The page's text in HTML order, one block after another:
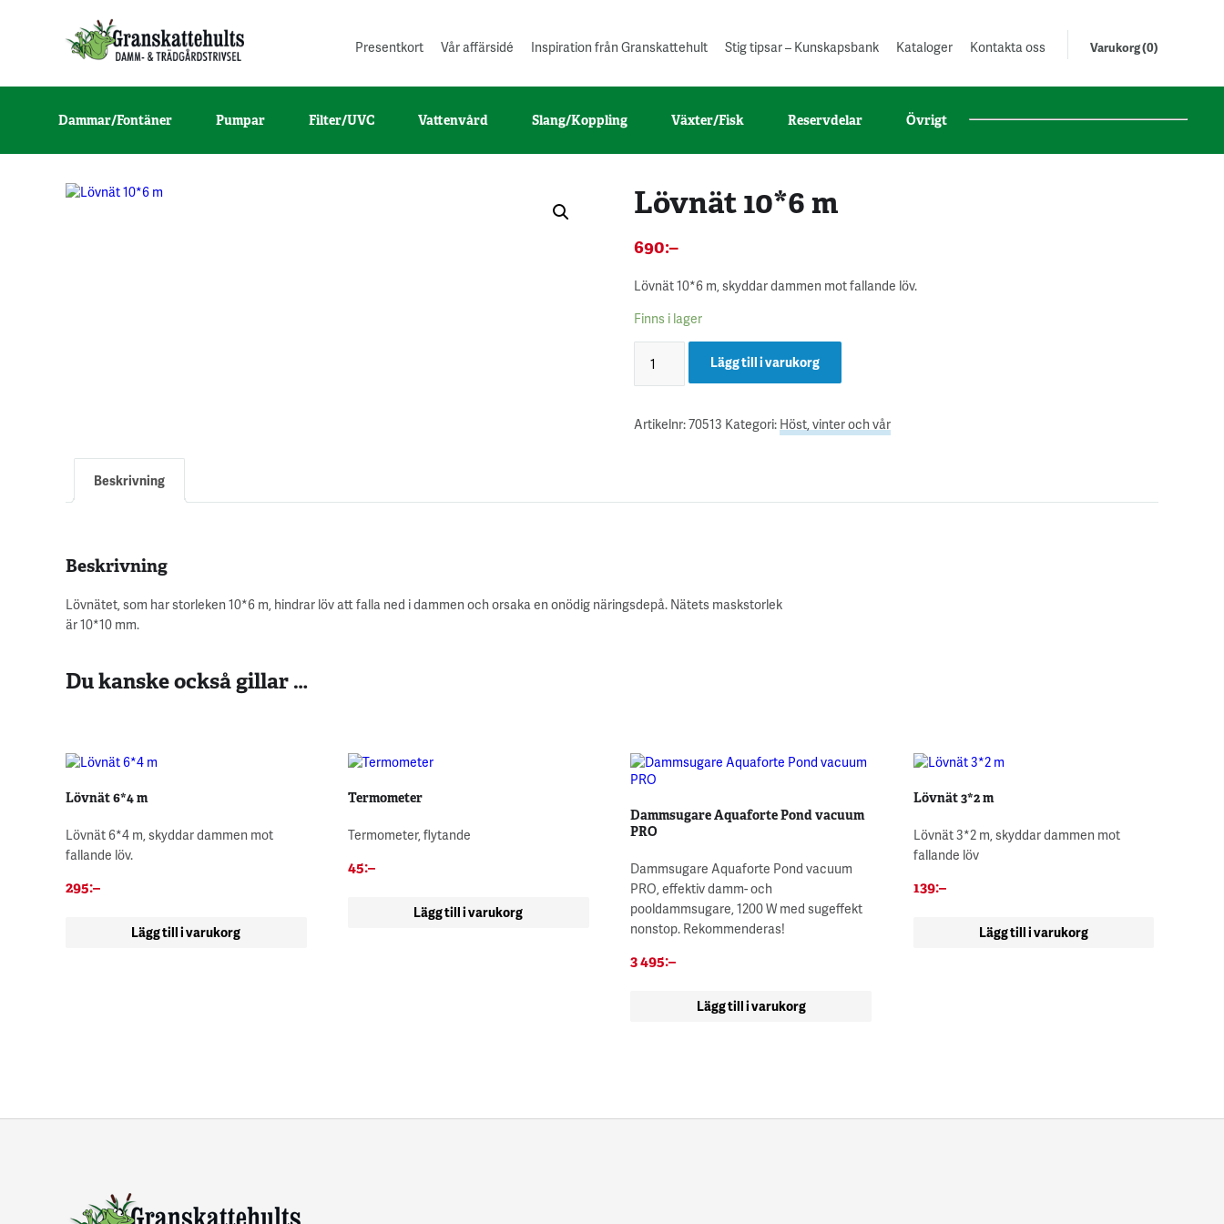
Varukorg (0)
Presentkort Vår affärsidé Inspiration från Granskattehult Stig tipsar – Kunskapsbank Kataloger Kontakta oss
Dammar/Fontäner Pumpar Filter/UVC Vattenvård Slang/Koppling Växter/Fisk Reservdelar Övrigt
Lövnät 10*6 m
690:–
Lövnät 10*6 m, skyddar dammen mot fallande löv.
Finns i lager
Lägg till i varukorg
Artikelnr:70513 Kategori: Höst, vinter och vår
Beskrivning
Beskrivning
Lövnätet, som har storleken 10*6 m, hindrar löv att falla ned i dammen och orsaka en onödig näringsdepå. Nätets maskstorlek
är 10*10 mm.
Du kanske också gillar …
Lövnät 6*4 m
Lövnät 6*4 m, skyddar dammen mot
fallande löv.
295:–
Lägg till i varukorg
Termometer
Termometer, flytande
45:–
Lägg till i varukorg
Dammsugare Aquaforte Pond vacuum
PRO
Dammsugare Aquaforte Pond vacuum
PRO, effektiv damm- och
pooldammsugare, 1200 W med sugeffekt
nonstop. Rekommenderas!
3 495:–
Lägg till i varukorg
Lövnät 3*2 m
Lövnät 3*2 m, skyddar dammen mot
fallande löv
139:–
Lägg till i varukorg